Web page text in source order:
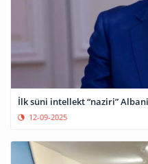
İlk süni intellekt “naziri”
12-09-2025